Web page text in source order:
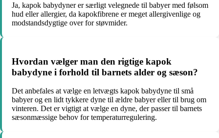
Ja, kapok babydyner er særligt velegnede til babyer med følsom
hud eller allergier, da kapokfibrene er meget allergivenlige og
modstandsdygtige over for støvmider.
Hvordan vælger man den rigtige kapok
babydyne i forhold til barnets alder og sæson?
Det anbefales at vælge en letvægts kapok babydyne til små
babyer og en lidt tykkere dyne til ældre babyer eller til brug om
vinteren. Det er vigtigt at vælge en dyne, der passer til barnets
sæsonmæssige behov for temperaturregulering.